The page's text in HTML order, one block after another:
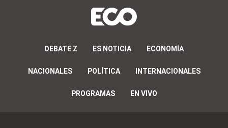
DEBATE Z ES NOTICIA ECONOMÍA
NACIONALES POLÍTICA INTERNACIONALES
PROGRAMAS EN VIVO